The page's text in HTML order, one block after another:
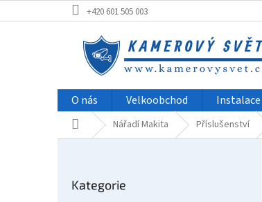
na
+420 601 505 003
O nás Velkoobchod Instalace
Domů Nářadí Makita Příslušenství
kategorie
Kategorie